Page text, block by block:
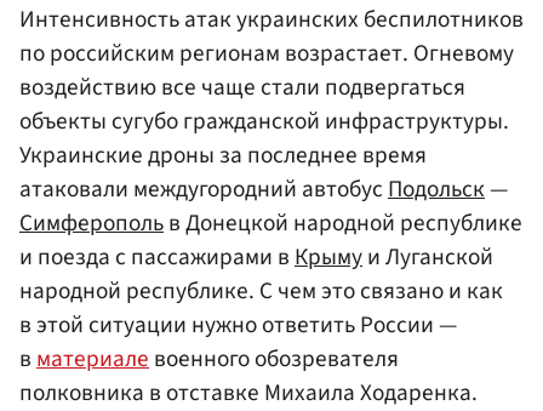
Интенсивность атак украинских беспилотников
по российским регионам возрастает. Огневому
воздействию все чаще стали подвергаться
объекты сугубо гражданской инфраструктуры.
Украинские дроны за последнее время
атаковали междугородний автобусПодольск—
Симферопольв Донецкой народной республике
и поезда с пассажирами вКрымуи Луганской
народной республике. С чем это связано и как
в этой ситуации нужно ответить России —
вматериалевоенного обозревателя
полковника в отставке Михаила Ходаренка.